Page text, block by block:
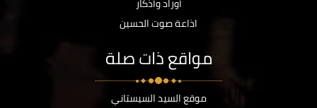
اذاعة صوت الحسين
مواقع ذات صلة
موقع السيد السيستاني